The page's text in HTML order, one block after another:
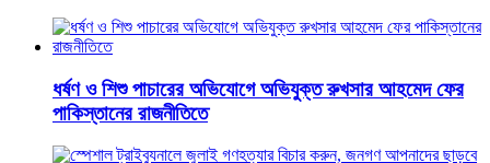
ধর্ষণ ও শিশু পাচারের অভিযোগে অভিযুক্ত রুখসার আহমেদ ফের
পাকিস্তানের রাজনীতিতে